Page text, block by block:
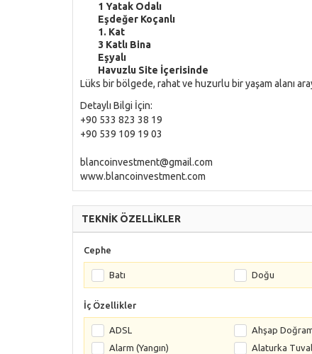
1 Yatak Odalı
Eşdeğer Koçanlı
1. Kat
3 Katlı Bina
Eşyalı
Havuzlu Site İçerisinde
Lüks bir bölgede, rahat ve huzurlu bir yaşam alanı
Detaylı Bilgi İçin:
+90 533 823 38 19
+90 539 109 19 03
blancoinvestment@gmail.com
www.blancoinvestment.com
TEKNİK ÖZELLİKLER
Cephe
Batı Doğu
İç Özellikler
ADSL Ahşap
Alarm (Yangın)
Alaturka